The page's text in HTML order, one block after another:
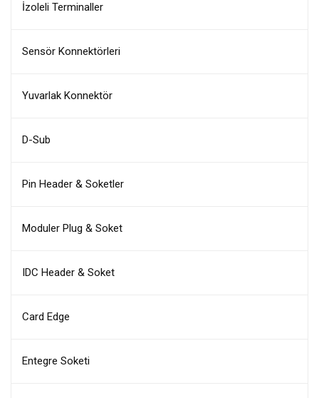
İzoleli Terminaller
Sensör Konnektörleri
Yuvarlak Konnektör
D-Sub
Pin Header & Soketler
Moduler Plug & Soket
IDC Header & Soket
Card Edge
Entegre Soketi